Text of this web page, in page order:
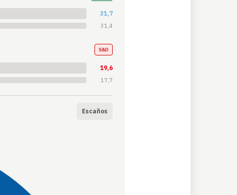
31,7
31,4
S&D
19,6
17,7
Escaños